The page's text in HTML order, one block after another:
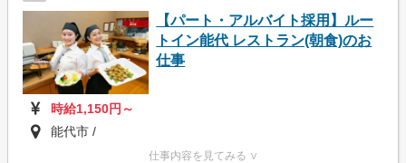
【パート・アルバイト採用】ルー
トイン能代 レストラン(朝食)のお
仕事
時給1,150円～
能代市 /
仕事内容を見てみる ∨